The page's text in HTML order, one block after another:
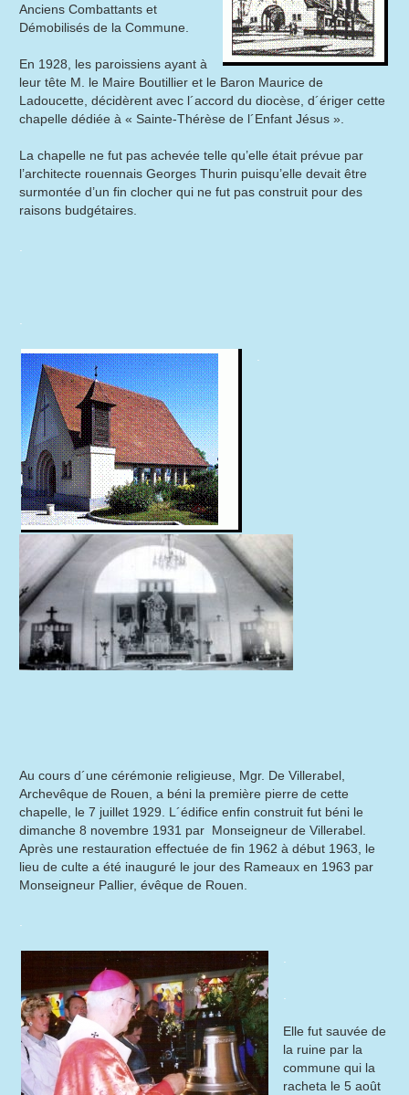
Anciens Combattants et
Démobilisés de la Commune.
En 1928, les paroissiens ayant à
leur tête M. le Maire Boutillier et le Baron Maurice de
Ladoucette, décidèrent avec l´accord du diocèse, d´ériger cette
chapelle dédiée à « Sainte-Thérèse de l´Enfant Jésus ».
La chapelle ne fut pas achevée telle qu’elle était prévue par
l’architecte rouennais Georges Thurin puisqu’elle devait être
surmontée d’un fin clocher qui ne fut pas construit pour des
raisons budgétaires.
.
.
.
Au cours d´une cérémonie religieuse, Mgr. De Villerabel,
Archevêque de Rouen, a béni la première pierre de cette
chapelle, le 7 juillet 1929. L´édifice enfin construit fut béni le
dimanche 8 novembre 1931 par Monseigneur de Villerabel.
Après une restauration effectuée de fin 1962 à début 1963, le
lieu de culte a été inauguré le jour des Rameaux en 1963 par
Monseigneur Pallier, évêque de Rouen.
.
.
.
Elle fut sauvée de
la ruine par la
commune qui la
racheta le 5 août